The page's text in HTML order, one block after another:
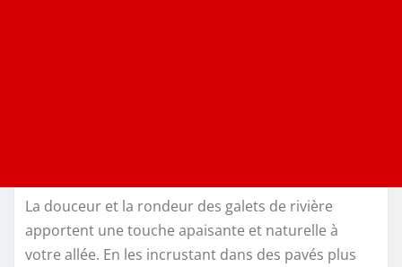
La douceur et la rondeur des galets de rivière
apportent une touche apaisante et naturelle à
votre allée. En les incrustant dans des pavés plus